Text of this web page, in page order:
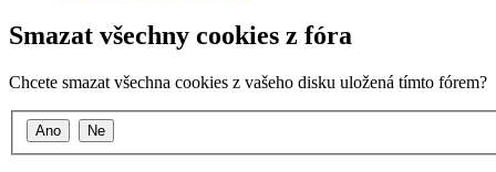
Smazat všechny cookies z fóra
Chcete smazat všechna cookies z vašeho disku uložená tímto fórem?